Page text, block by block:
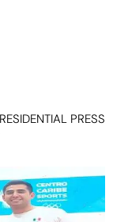
PRESS